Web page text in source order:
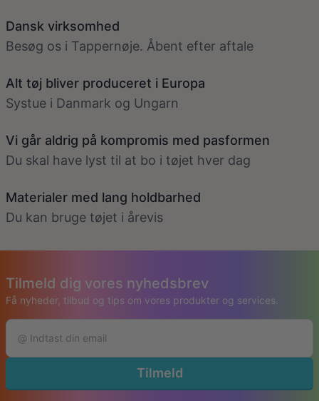
Dansk virksomhed
Besøg os i Tappernøje. Åbent efter aftale
Alt tøj bliver produceret i Europa
Systue i Danmark og Ungarn
Vi går aldrig på kompromis med pasformen
Du skal have lyst til at bo i tøjet hver dag
Materialer med lang holdbarhed
Du kan bruge tøjet i årevis
Tilmeld dig vores nyhedsbrev
Få nyheder, tilbud og tips om vores produkter og services.
Tilmeld